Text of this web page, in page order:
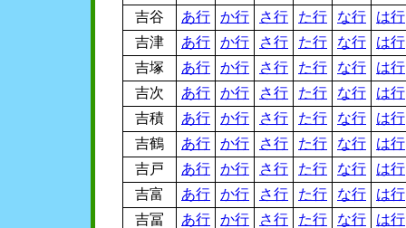
吉谷
あ行 か行 さ行 た行 な行
は行
吉津
あ行 か行 さ行 た行 な行
は行
吉塚
あ行 か行 さ行 た行 な行
は行
吉次
あ行 か行 さ行 た行 な行
は行
吉積
あ行 か行 さ行 た行 な行
は行
吉鶴
あ行 か行 さ行 た行 な行
は行
吉戸
あ行 か行 さ行 た行 な行
は行
吉富
あ行 か行 さ行 た行 な行
は行
吉冨
あ行 か行 さ行 た行 な行
は行